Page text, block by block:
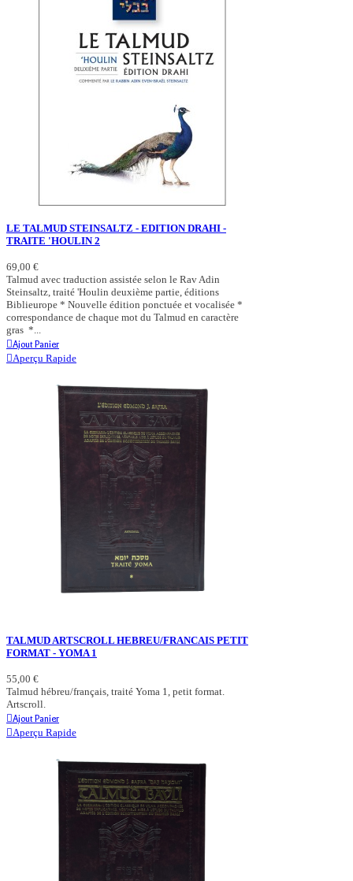
LE TALMUD STEINSALTZ - EDITION DRAHI -
TRAITE 'HOULIN 2
69,00 €
Talmud avec traduction assistée selon le Rav Adin
Steinsaltz, traité 'Houlin deuxième partie, éditions
Biblieurope * Nouvelle édition ponctuée et vocalisée *
correspondance de chaque mot du Talmud en caractère
gras *...
Ajout Panier
Aperçu Rapide
TALMUD ARTSCROLL HEBREU/FRANCAIS PETIT
FORMAT - YOMA 1
55,00 €
Talmud hébreu/français, traité Yoma 1, petit format.
Artscroll.
Ajout Panier
Aperçu Rapide